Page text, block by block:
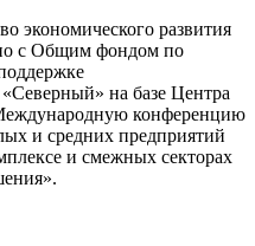
экономического развития
с Общим фондом по
на базе Центра
конференцию
и средних предприятий
и смежных секторах